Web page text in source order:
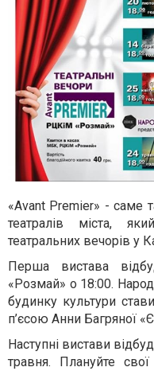
«Avant Premier» - саме
театралів міста,
театральних вечорів у
Перша вистава
«Розмай» о 18:00.
будинку культури
п’єсою Анни Багряної
Наступні вистави
травня. Плануйте